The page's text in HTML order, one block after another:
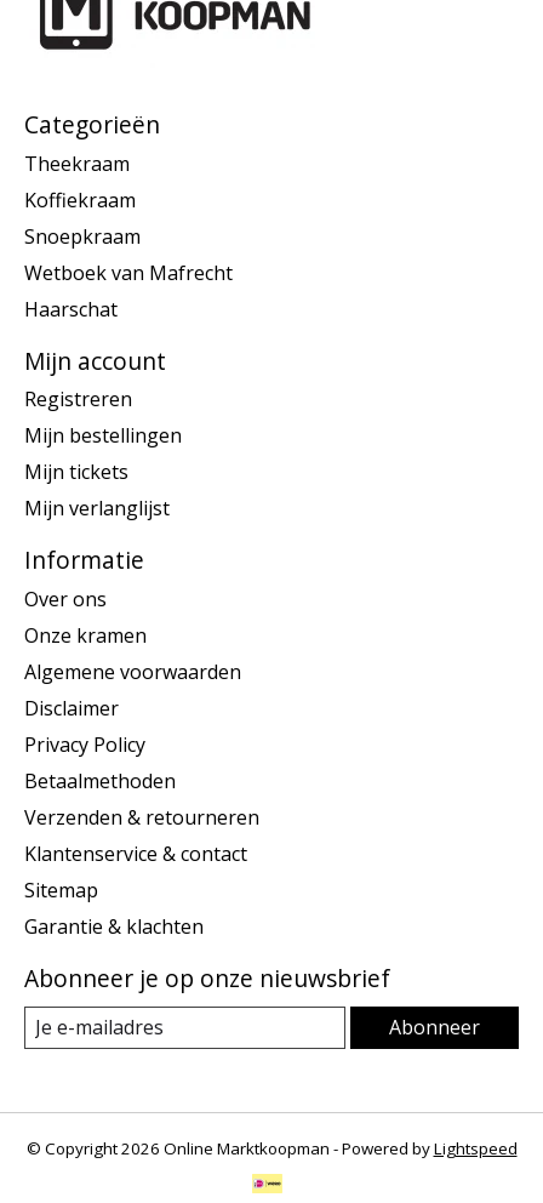
Categorieën
Theekraam
Koffiekraam
Snoepkraam
Wetboek van Mafrecht
Haarschat
Mijn account
Registreren
Mijn bestellingen
Mijn tickets
Mijn verlanglijst
Informatie
Over ons
Onze kramen
Algemene voorwaarden
Disclaimer
Privacy Policy
Betaalmethoden
Verzenden & retourneren
Klantenservice & contact
Sitemap
Garantie & klachten
Abonneer je op onze nieuwsbrief
Abonneer
© Copyright 2026 Online Marktkoopman - Powered byLightspeed